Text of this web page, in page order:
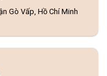
Gò Vấp, Hồ Chí Minh